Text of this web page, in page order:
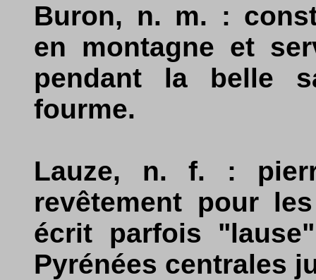
Buron, n. m. :
en montagne et
pendant la belle
fourme.
Lauze, n. f. :
revêtement pour
écrit parfois
Pyrénées centrales